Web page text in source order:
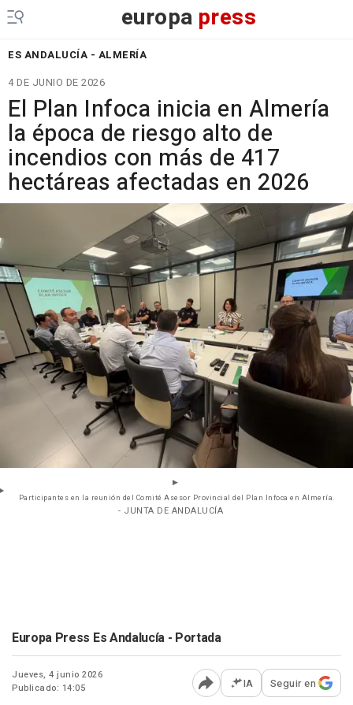
europa press
ES ANDALUCÍA - ALMERÍA
4 DE JUNIO DE 2026
El Plan Infoca inicia en Almería
la época de riesgo alto de
incendios con más de 417
hectáreas afectadas en 2026
Participantes en la reunión del Comité Asesor Provincial del Plan Infoca en Almería.
- JUNTA DE ANDALUCÍA
Europa Press Es Andalucía - Portada
Jueves, 4 junio 2026
Publicado: 14:05
Abrir opciones para
IA Seguir en